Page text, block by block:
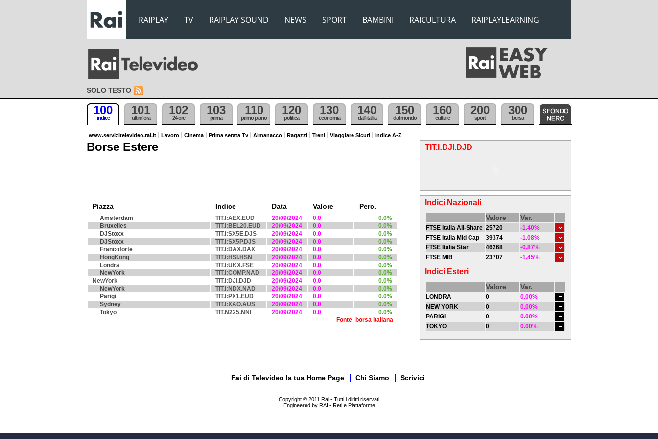
RAIPLAY TV RAIPLAY SOUND NEWS SPORT BAMBINI RAICULTURA RAIPLAYLEARNING
SOLO TESTO
100
indice
101
ultim'ora
102
24 ore
103
prima
110
primo piano
120
politica
130
economia
140
dall'itallia
150
dal mondo
160
culture
200
sport
300
borsa
www.servizitelevideo.rai.it Lavoro Cinema Prima serata Tv Almanacco Ragazzi Treni Viaggiare Sicuri Indice A-Z
Borse Estere
Piazza Indice Data Valore Perc.
Amsterdam TIT.I:AEX.EUD 20/09/2024 0.0
0.0%
Bruxelles
TIT.I:BEL20.EUD 20/09/2024 0.0
0.0%
DJStoxx
TIT.I:SX5E.DJS 20/09/2024 0.0
0.0%
DJStoxx
TIT.I:SX5P.DJS 20/09/2024 0.0
0.0%
Francoforte
TIT.I:DAX.DAX 20/09/2024 0.0
0.0%
HongKong
TIT.I:HSI.HSN 20/09/2024 0.0
0.0%
Londra
TIT.I:UKX.FSE 20/09/2024 0.0
0.0%
NewYork
TIT.I:COMP.NAD 20/09/2024 0.0
0.0%
NewYork
TIT.I:DJI.DJD 20/09/2024 0.0
0.0%
NewYork
TIT.I:NDX.NAD 20/09/2024 0.0
0.0%
Parigi
TIT.I:PX1.EUD 20/09/2024 0.0
0.0%
Sydney
TIT.I:XAO.AUS 20/09/2024 0.0
0.0%
Tokyo
TIT.N225.NNI 20/09/2024 0.0
0.0%
Fonte: borsa italiana
TIT.I:DJI.DJD
Indici Nazionali
Valore Var.
FTSE Italia All-Share 25720
-1.40%
FTSE Italia Mid Cap
39374
-1.08%
FTSE Italia Star
46268
-0.87%
FTSE MIB
23707 -1.45%
Indici Esteri
Valore Var.
LONDRA 0
0.00%
NEW YORK
0
0.00%
PARIGI
0
0.00%
TOKYO
0 0.00%
Fai di Televideo la tua Home Page Chi Siamo Scrivici
Copyright © 2011 Rai - Tutti i diritti riservati
Engineered by RAI - Reti e Piattaforme